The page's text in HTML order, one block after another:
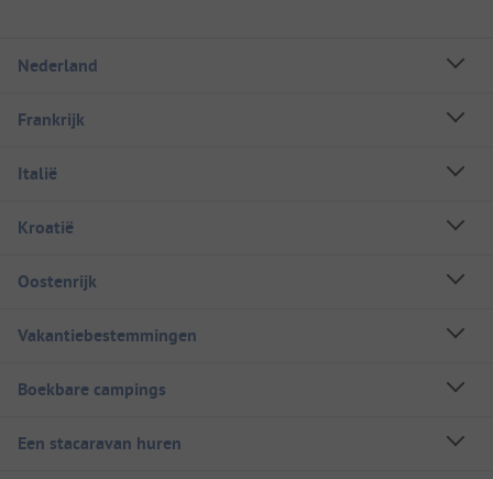
Nederland
Frankrijk
Italië
Kroatië
Oostenrijk
Vakantiebestemmingen
Boekbare campings
Een stacaravan huren